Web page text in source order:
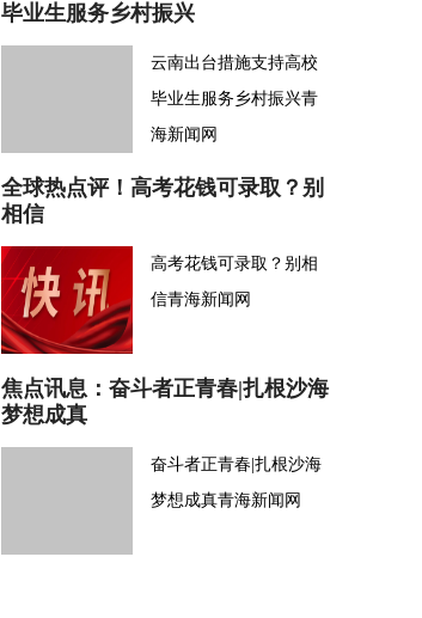
毕业生服务乡村振兴
云南出台措施支持高校
毕业生服务乡村振兴青
海新闻网
全球热点评！高考花钱可录取？别
相信
高考花钱可录取？别相
信青海新闻网
焦点讯息：奋斗者正青春|扎根沙海
梦想成真
奋斗者正青春|扎根沙海
梦想成真青海新闻网